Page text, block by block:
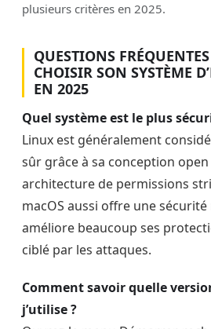
plusieurs critères en 2025.
QUESTIONS
CHOISIR SON SYSTÈME
EN 2025
Quel système est le plus
Linux est généralement
sûr grâce à sa conception
architecture de permissions
macOS aussi offre une
améliore beaucoup ses
ciblé par les attaques.
Comment savoir quelle
j’utilise ?